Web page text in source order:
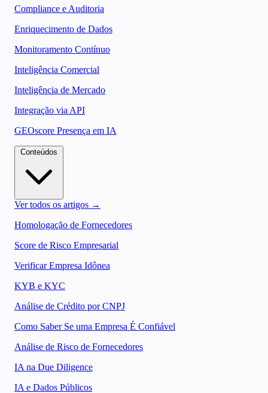
Compliance e Auditoria
Enriquecimento de Dados
Monitoramento Contínuo
Inteligência Comercial
Inteligência de Mercado
Integração via API
GEOscore Presença em IA
Ver todos os artigos →
Homologação de Fornecedores
Score de Risco Empresarial
Verificar Empresa Idônea
KYB e KYC
Análise de Crédito por CNPJ
Como Saber Se uma Empresa É Confiável
Análise de Risco de Fornecedores
IA na Due Diligence
IA e Dados Públicos